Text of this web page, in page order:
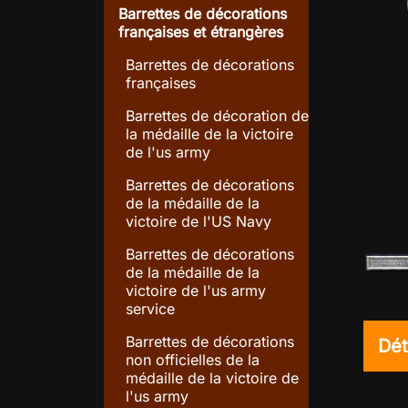
Barrettes de décorations
françaises et étrangères
Barrettes de décorations
françaises
Barrettes de décoration de
la médaille de la victoire
de l'us army
Barrettes de décorations
de la médaille de la
victoire de l'US Navy
Barrettes de décorations
de la médaille de la
victoire de l'us army
service
Barrettes de décorations
non officielles de la
médaille de la victoire de
l'us army